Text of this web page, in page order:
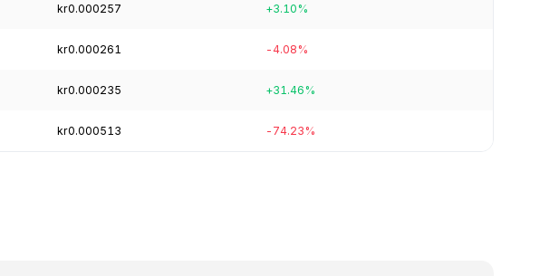
kr0.000257 +3.10%
kr0.000261 -4.08%
kr0.000235 +31.46%
kr0.000513 -74.23%